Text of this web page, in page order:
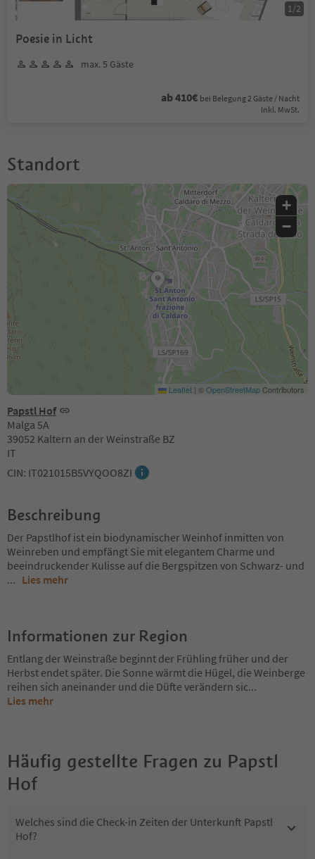
Poesie in Licht
max. 5 Gäste
ab 410€ bei Belegung 2 Gäste / Nacht
Inkl. MwSt.
1 /2
Standort
Papstl Hof
Malga 5A
39052 Kaltern an der Weinstraße BZ
IT
CIN: IT021015B5VYQOO8ZI
+
−
Leaflet | ©OpenStreetMapContributors
Beschreibung
Der Papstlhof ist ein biodynamischer Weinhof inmitten von
Weinreben und empfängt Sie mit elegantem Charme und
beeindruckender Kulisse auf die Bergspitzen von Schwarz- und
... Lies mehr
Informationen zur Region
Entlang der Weinstraße beginnt der Frühling früher und der
Herbst endet später. Die Sonne wärmt die Hügel, die Weinberge
reihen sich aneinander und die Düfte verändern sic...
Lies mehr
Häufig gestellte Fragen zu Papstl
Hof
Welches sind die Check-in Zeiten der Unterkunft Papstl
Hof?